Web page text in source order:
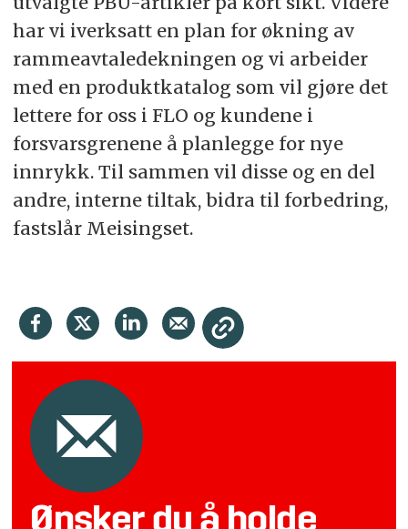
har vi iverksatt en plan for økning av
rammeavtaledekningen og vi arbeider
med en produktkatalog som vil gjøre det
lettere for oss i FLO og kundene i
forsvarsgrenene å planlegge for nye
innrykk. Til sammen vil disse og en del
andre, interne tiltak, bidra til forbedring,
fastslår Meisingset.